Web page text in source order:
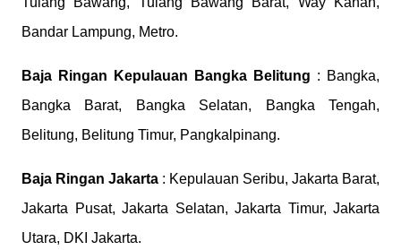
Bandar Lampung, Metro.
Baja Ringan Kepulauan Bangka Belitung : Bangka,
Bangka Barat, Bangka Selatan, Bangka Tengah,
Belitung, Belitung Timur, Pangkalpinang.
Baja Ringan Jakarta : Kepulauan Seribu, Jakarta Barat,
Jakarta Pusat, Jakarta Selatan, Jakarta Timur, Jakarta
Utara, DKI Jakarta.